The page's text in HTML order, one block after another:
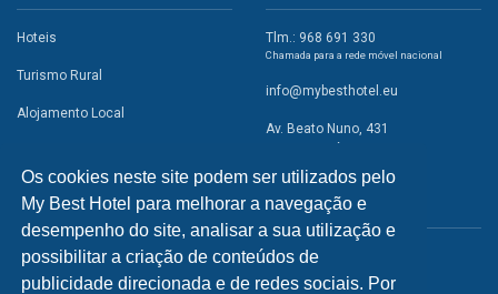
Os cookies neste site podem ser utilizados pelo
My Best Hotel para melhorar a navegação e
desempenho do site, analisar a sua utilização e
possibilitar a criação de conteúdos de
publicidade direcionada e de redes sociais. Por
Hoteis
Turismo Rural
Alojamento Local
Campismo
Atividades
Restaurantes
Tlm.: 968 691 330
Chamada para a rede móvel nacional
info@mybesthotel.eu
Av. Beato Nuno, 431
2495-401 Fátima
REDES SOCIAIS